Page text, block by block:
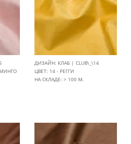
ДИЗАЙН: КЛАБ | CLUB\_\14
ЦВЕТ: 14 - РЕГГИ
НА СКЛАДЕ: > 100 М.